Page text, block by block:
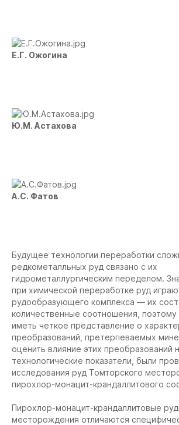
Е.Г. Ожогина
Ю.М. Астахова
А.С. Фатов
Будущее технологии переработки
редкометалльных руд связано с их
гидрометаллургическим переделом.
при химической переработке руд
рудообразующего комплекса — их
количественные соотношения,
иметь четкое представление о
преобразований, претерпеваемых
оценить влияние этих преобразований
технологические показатели, были
исследования руд Томторского
пирохлор-монацит-крандаллитового
Пирохлор-монацит-крандаллитовые
месторождения отличаются